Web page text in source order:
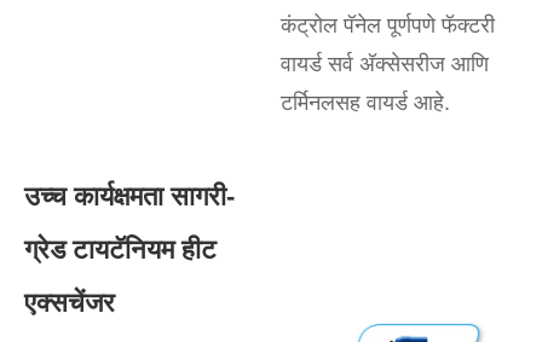
कंट्रोल पॅनेल पूर्णपणे फॅक्टरी
वायर्ड सर्व अ‍ॅक्सेसरीज आणि
टर्मिनलसह वायर्ड आहे.
उच्च कार्यक्षमता सागरी-
ग्रेड टायटॅनियम हीट
एक्सचेंजर